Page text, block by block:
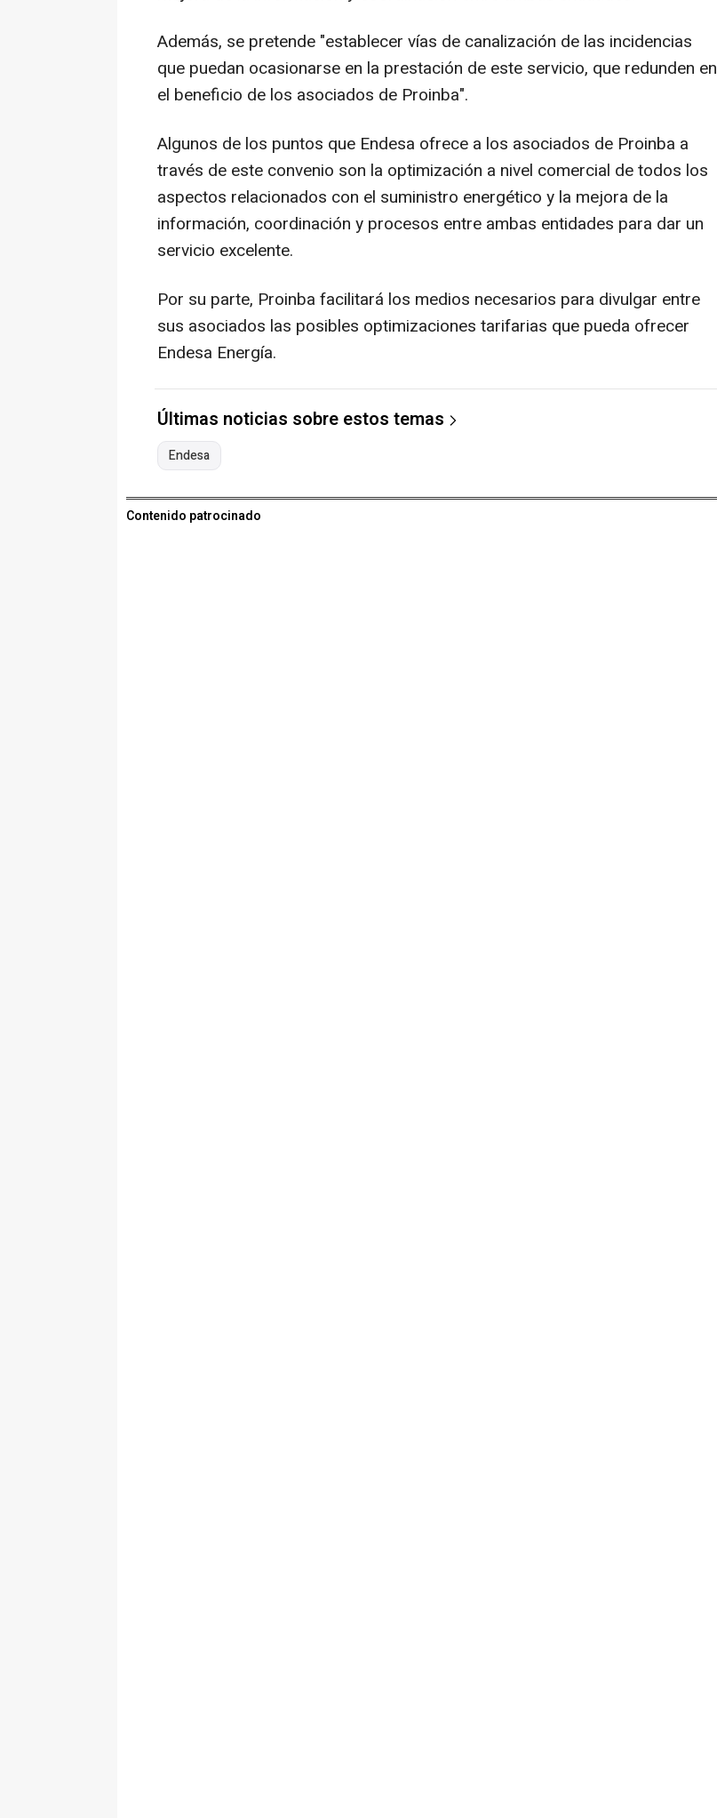
Además, se pretende "establecer vías de canalización de las incidencias
que puedan ocasionarse en la prestación de este servicio, que redunden en
el beneficio de los asociados de Proinba".
Algunos de los puntos que Endesa ofrece a los asociados de Proinba a
través de este convenio son la optimización a nivel comercial de todos los
aspectos relacionados con el suministro energético y la mejora de la
información, coordinación y procesos entre ambas entidades para dar un
servicio excelente.
Por su parte, Proinba facilitará los medios necesarios para divulgar entre
sus asociados las posibles optimizaciones tarifarias que pueda ofrecer
Endesa Energía.
Últimas noticias sobre estos temas
Endesa
Contenido patrocinado